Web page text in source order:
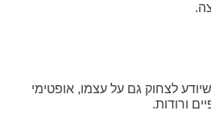
לצחוק גם על עצמו, אופטימי
ורודות.